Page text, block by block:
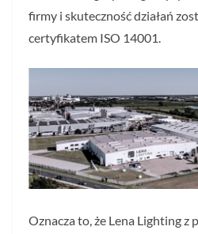
firmy i skuteczność działań
certyfikatem ISO 14001.
Oznacza to, że Lena Lighting z